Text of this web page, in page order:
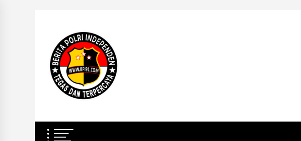
content
BERITA POLRI INDEPENDEN